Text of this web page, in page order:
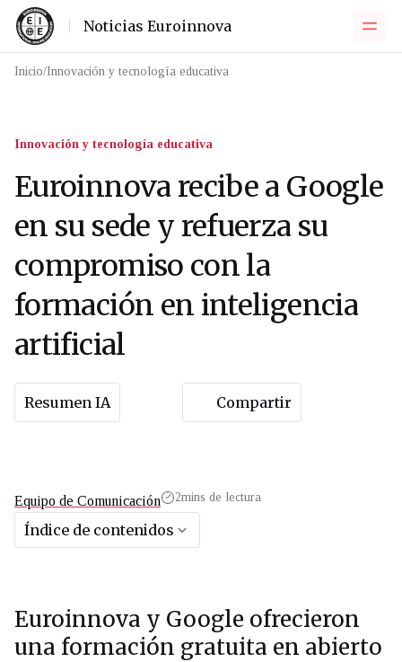
Noticias Euroinnova
Inicio/Innovación y tecnología educativa
Innovación y tecnología educativa
Euroinnova recibe a Google
en su sede y refuerza su
compromiso con la
formación en inteligencia
artificial
Resumen IA Compartir
Equipo de Comunicación 2mins de lectura
Índice de contenidos
Euroinnova y Google ofrecieron
una formación gratuita en abierto